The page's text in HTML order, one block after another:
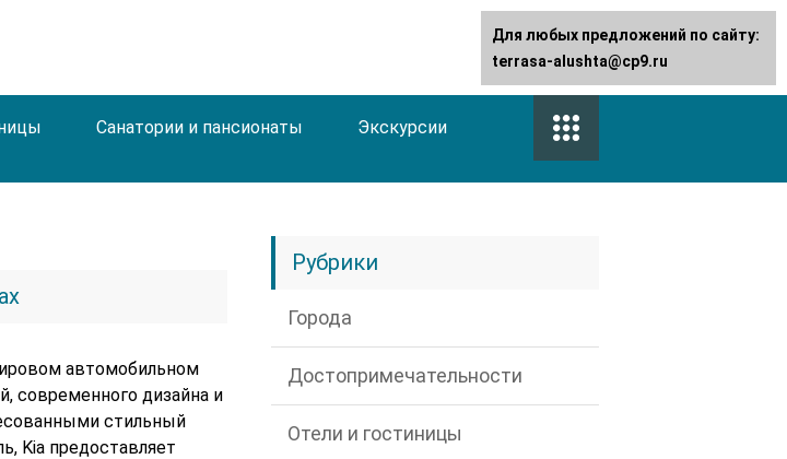
Санатории и пансионаты
Экскурсии
автомобильном
современного дизайна и
стильный
Kia предоставляет
Рубрики
Города
Достопримечательности
Отели и гостиницы
Для любых предложений по сайту:
terrasa-alushta@cp9.ru